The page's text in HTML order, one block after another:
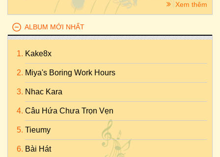
Xem thêm
ALBUM MỚI NHẤT
Kake8x
Miya's Boring Work Hours
Nhac Kara
Câu Hứa Chưa Trọn Vẹn
Tieumy
Bài Hát